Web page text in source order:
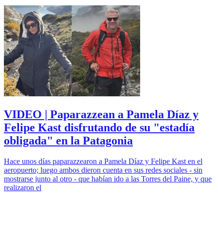
VIDEO | Paparazzean a Pamela Díaz y
Felipe Kast disfrutando de su "estadía
obligada" en la Patagonia
Hace unos días paparazzearon a Pamela Díaz y Felipe Kast en el
aeropuerto; luego ambos dieron cuenta en sus redes sociales - sin
mostrarse junto al otro - que habían ido a las Torres del Paine, y que
realizaron el